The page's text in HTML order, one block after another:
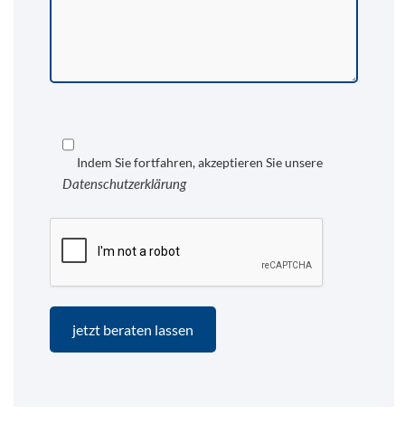
Indem Sie fortfahren, akzeptieren Sie unsere
Datenschutzerklärung